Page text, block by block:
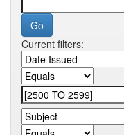
Current filters: